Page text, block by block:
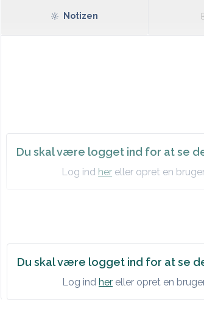
Du skal være logget ind for at se
Log ind her eller opret en
Notizen
Du skal være logget ind for at se
Log ind her eller opret en